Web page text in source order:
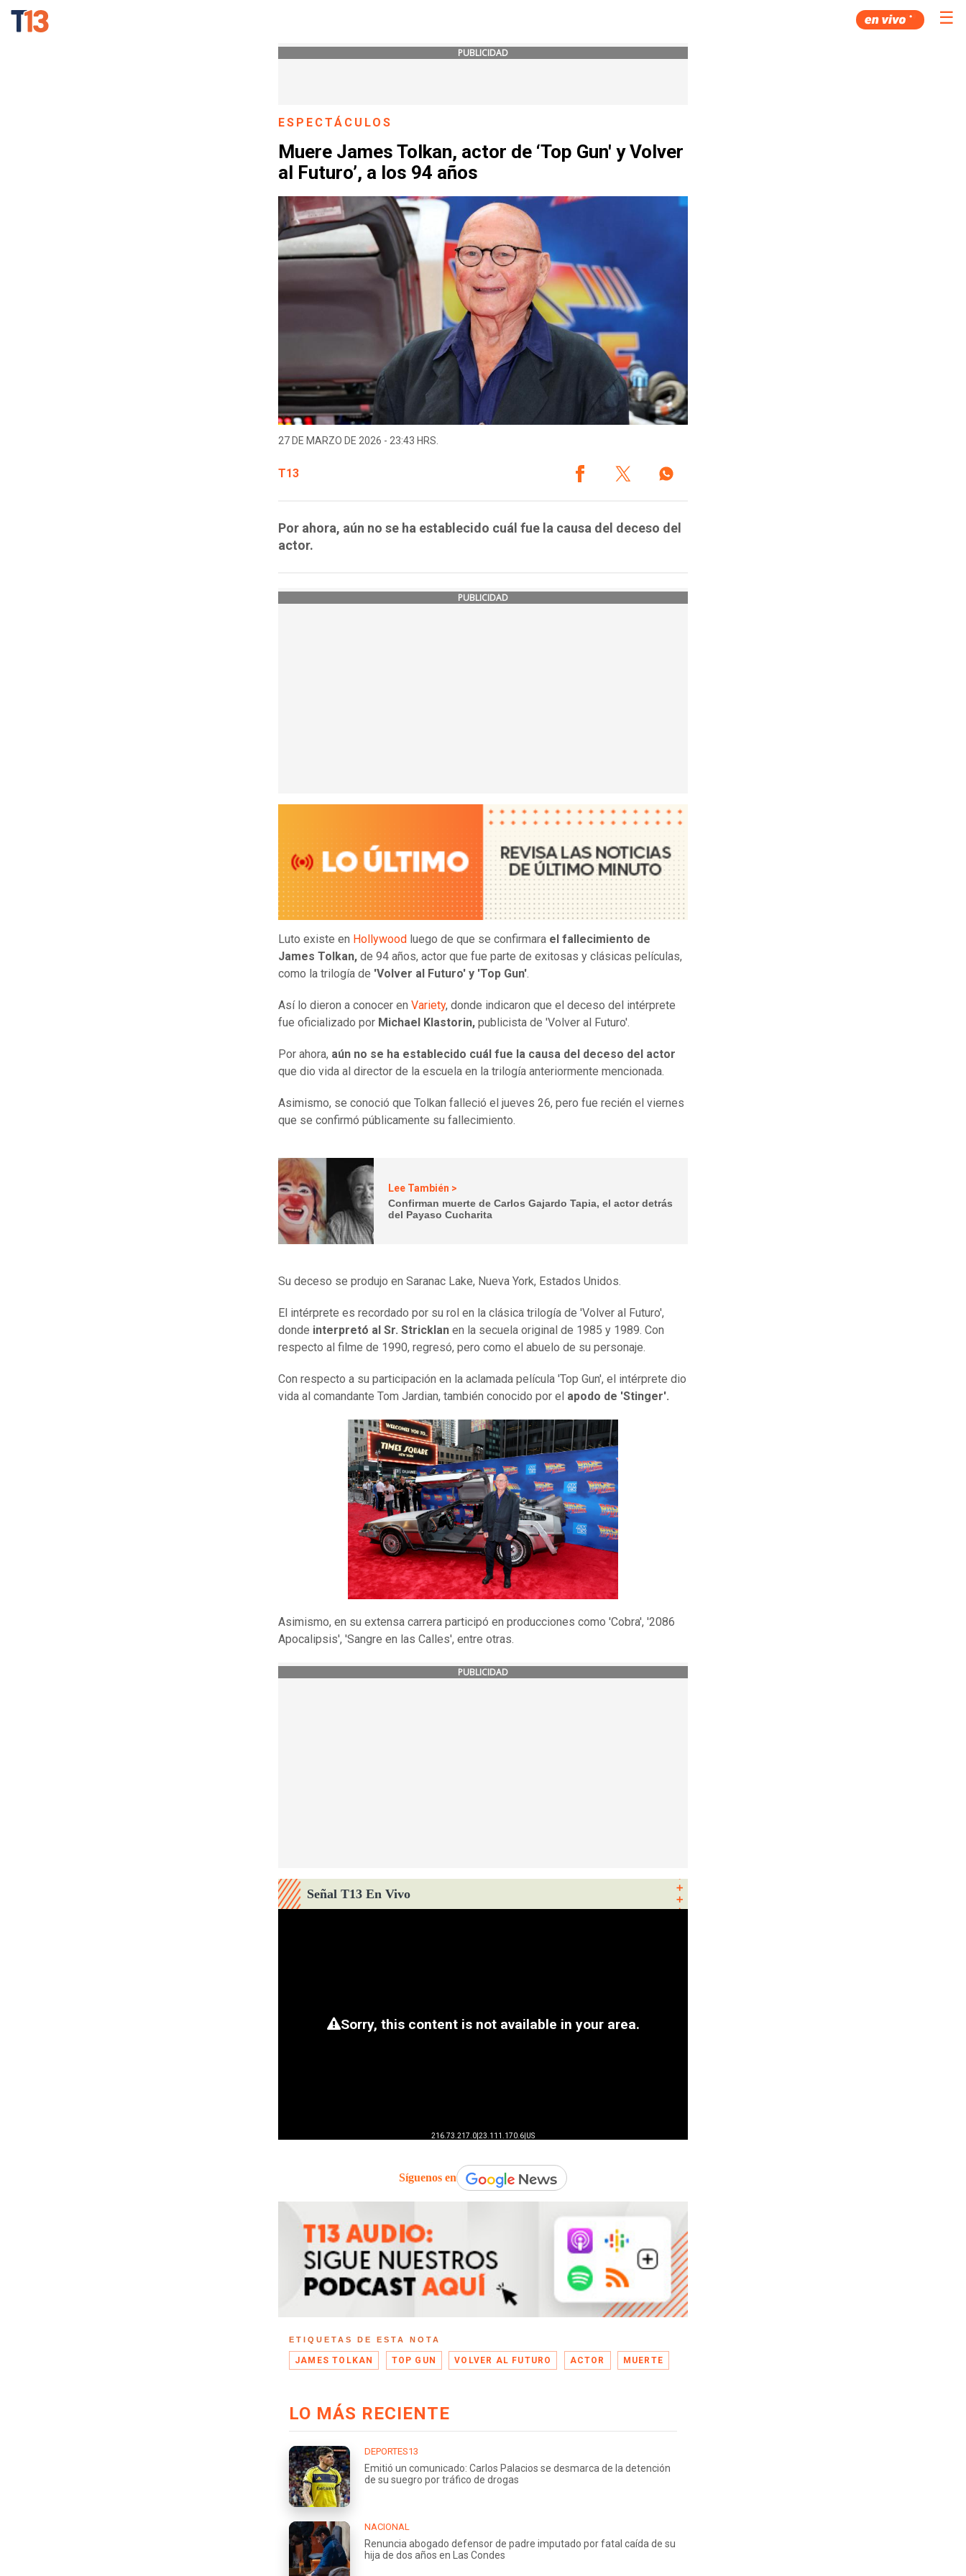
☰
PUBLICIDAD
ESPECTÁCULOS
Muere James Tolkan, actor de ‘Top Gun' y Volver
al Futuro’, a los 94 años
27 DE MARZO DE 2026 - 23:43 HRS.
T13
Por ahora, aún no se ha establecido cuál fue la causa del deceso del
actor.
PUBLICIDAD
Luto existe en Hollywood luego de que se confirmara el fallecimiento de
James Tolkan, de 94 años, actor que fue parte de exitosas y clásicas películas,
como la trilogía de 'Volver al Futuro' y 'Top Gun'.
Así lo dieron a conocer en Variety, donde indicaron que el deceso del intérprete
fue oficializado por Michael Klastorin, publicista de 'Volver al Futuro'.
Por ahora, aún no se ha establecido cuál fue la causa del deceso del actor
que dio vida al director de la escuela en la trilogía anteriormente mencionada.
Asimismo, se conoció que Tolkan falleció el jueves 26, pero fue recién el viernes
que se confirmó públicamente su fallecimiento.
Lee También >
Confirman muerte de Carlos Gajardo Tapia, el actor detrás
del Payaso Cucharita
Su deceso se produjo en Saranac Lake, Nueva York, Estados Unidos.
El intérprete es recordado por su rol en la clásica trilogía de 'Volver al Futuro',
donde interpretó al Sr. Stricklan en la secuela original de 1985 y 1989. Con
respecto al filme de 1990, regresó, pero como el abuelo de su personaje.
Con respecto a su participación en la aclamada película 'Top Gun', el intérprete dio
vida al comandante Tom Jardian, también conocido por el apodo de 'Stinger'.
Asimismo, en su extensa carrera participó en producciones como 'Cobra', '2086
Apocalipsis', 'Sangre en las Calles', entre otras.
PUBLICIDAD
Señal T13 En Vivo
Síguenos en
ETIQUETAS DE ESTA NOTA
JAMES TOLKAN TOP GUN VOLVER AL FUTURO ACTOR MUERTE
LO MÁS RECIENTE
DEPORTES13
Emitió un comunicado: Carlos Palacios se desmarca de la detención
de su suegro por tráfico de drogas
NACIONAL
Renuncia abogado defensor de padre imputado por fatal caída de su
hija de dos años en Las Condes